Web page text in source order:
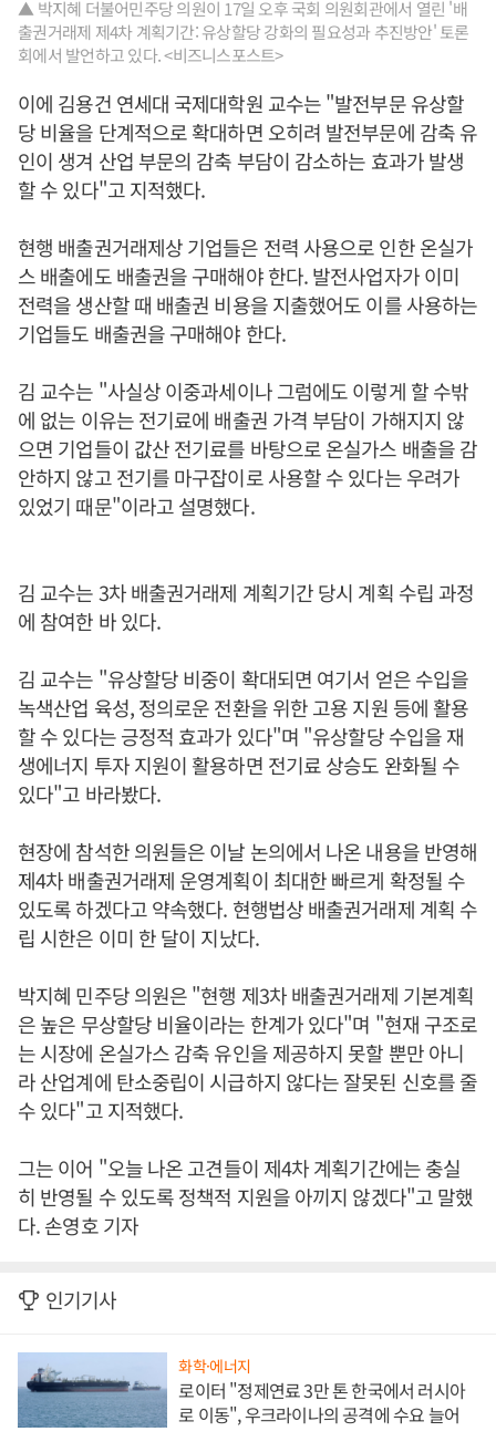
▲ 박지혜 더불어민주당 의원이 17일 오후 국회 의원회관에서 열린 '배
출권거래제 제4차 계획기간: 유상할당 강화의 필요성과 추진방안' 토론
회에서 발언하고 있다. <비즈니스포스트>
이에 김용건 연세대 국제대학원 교수는 "발전부문 유상할
당 비율을 단계적으로 확대하면 오히려 발전부문에 감축 유
인이 생겨 산업 부문의 감축 부담이 감소하는 효과가 발생
할 수 있다"고 지적했다.
현행 배출권거래제상 기업들은 전력 사용으로 인한 온실가
스 배출에도 배출권을 구매해야 한다. 발전사업자가 이미
전력을 생산할 때 배출권 비용을 지출했어도 이를 사용하는
기업들도 배출권을 구매해야 한다.
김 교수는 "사실상 이중과세이나 그럼에도 이렇게 할 수밖
에 없는 이유는 전기료에 배출권 가격 부담이 가해지지 않
으면 기업들이 값산 전기료를 바탕으로 온실가스 배출을 감
안하지 않고 전기를 마구잡이로 사용할 수 있다는 우려가
있었기 때문"이라고 설명했다.
김 교수는 3차 배출권거래제 계획기간 당시 계획 수립 과정
에 참여한 바 있다.
김 교수는 "유상할당 비중이 확대되면 여기서 얻은 수입을
녹색산업 육성, 정의로운 전환을 위한 고용 지원 등에 활용
할 수 있다는 긍정적 효과가 있다"며 "유상할당 수입을 재
생에너지 투자 지원이 활용하면 전기료 상승도 완화될 수
있다"고 바라봤다.
현장에 참석한 의원들은 이날 논의에서 나온 내용을 반영해
제4차 배출권거래제 운영계획이 최대한 빠르게 확정될 수
있도록 하겠다고 약속했다. 현행법상 배출권거래제 계획 수
립 시한은 이미 한 달이 지났다.
박지혜 민주당 의원은 "현행 제3차 배출권거래제 기본계획
은 높은 무상할당 비율이라는 한계가 있다"며 "현재 구조로
는 시장에 온실가스 감축 유인을 제공하지 못할 뿐만 아니
라 산업계에 탄소중립이 시급하지 않다는 잘못된 신호를 줄
수 있다"고 지적했다.
그는 이어 "오늘 나온 고견들이 제4차 계획기간에는 충실
히 반영될 수 있도록 정책적 지원을 아끼지 않겠다"고 말했
다.손영호 기자
인기기사
화학·에너지
로이터 "정제연료 3만 톤 한국에서 러시아
로 이동", 우크라이나의 공격에 수요 늘어